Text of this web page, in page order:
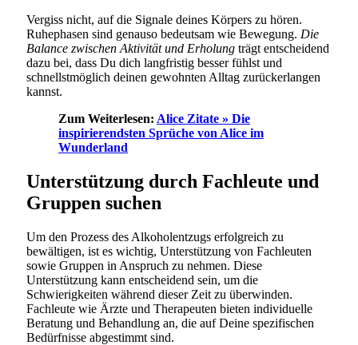
Vergiss nicht, auf die Signale deines Körpers zu hören.
Ruhephasen sind genauso bedeutsam wie Bewegung. Die
Balance zwischen Aktivität und Erholung trägt entscheidend
dazu bei, dass Du dich langfristig besser fühlst und
schnellstmöglich deinen gewohnten Alltag zurückerlangen
kannst.
Zum Weiterlesen: Alice Zitate » Die
inspirierendsten Sprüche von Alice im
Wunderland
Unterstützung durch Fachleute und
Gruppen suchen
Um den Prozess des Alkoholentzugs erfolgreich zu
bewältigen, ist es wichtig, Unterstützung von Fachleuten
sowie Gruppen in Anspruch zu nehmen. Diese
Unterstützung kann entscheidend sein, um die
Schwierigkeiten während dieser Zeit zu überwinden.
Fachleute wie Ärzte und Therapeuten bieten individuelle
Beratung und Behandlung an, die auf Deine spezifischen
Bedürfnisse abgestimmt sind.